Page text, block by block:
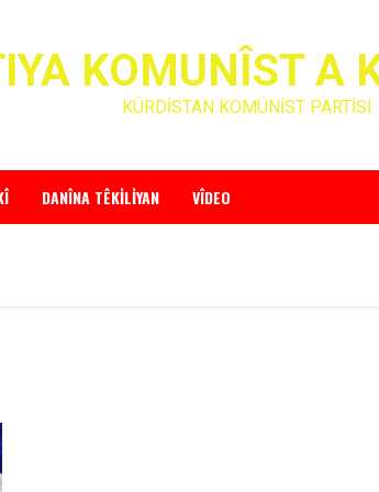
KOMUNÎST A
KÜRDİSTAN KOMÜNİST PARTİSİ
DANÎNA TÊKILIYAN VÎDEO